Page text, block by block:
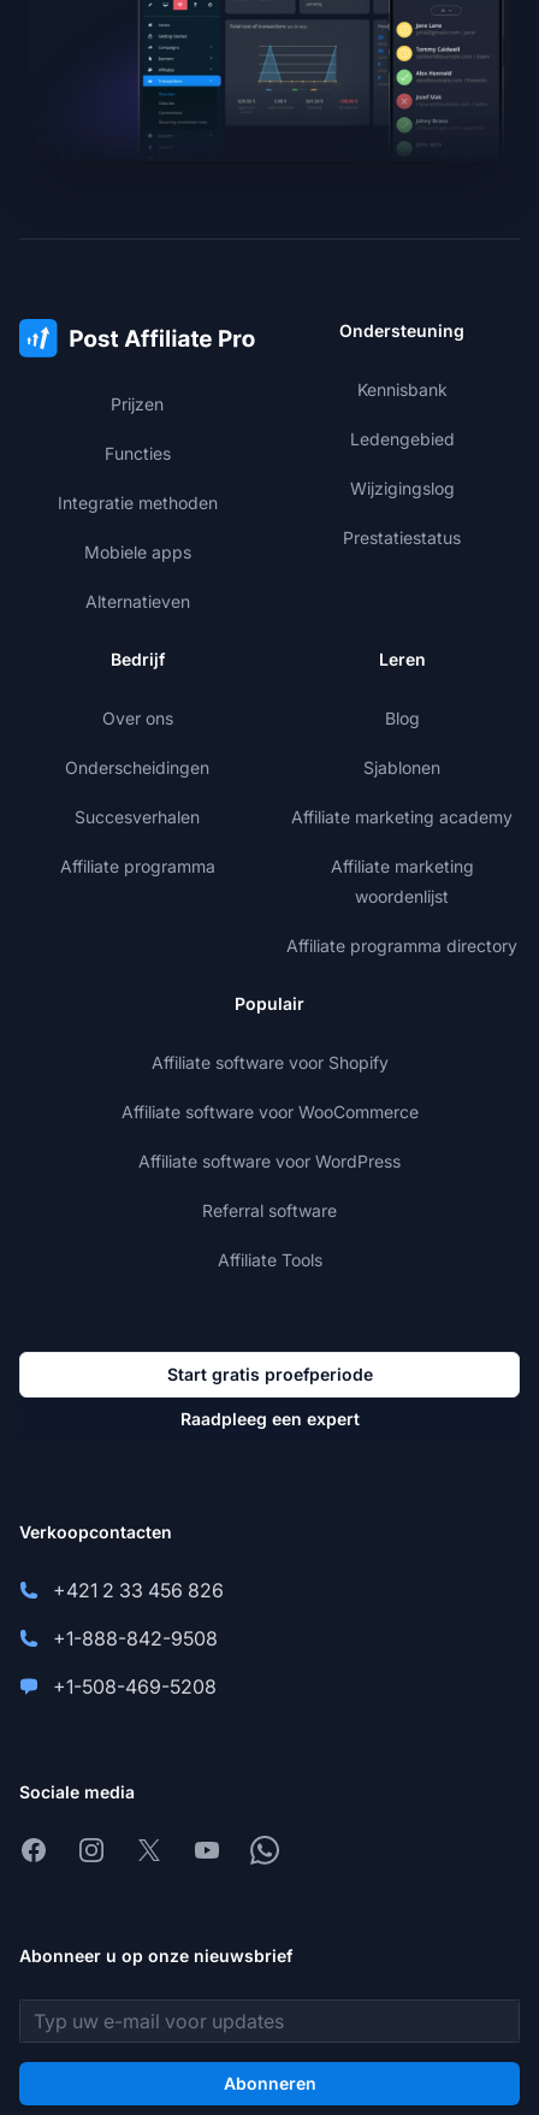
Prijzen
Functies
Integratie methoden
Mobiele apps
Alternatieven
Ondersteuning
Kennisbank
Ledengebied
Wijzigingslog
Prestatiestatus
Bedrijf
Over ons
Onderscheidingen
Succesverhalen
Affiliate programma
Leren
Blog
Sjablonen
Affiliate marketing academy
Affiliate marketing
woordenlijst
Affiliate programma directory
Populair
Affiliate software voor Shopify
Affiliate software voor WooCommerce
Affiliate software voor WordPress
Referral software
Affiliate Tools
Start gratis proefperiode
Raadpleeg een expert
Verkoopcontacten
+421 2 33 456 826
+1-888-842-9508
+1-508-469-5208
Sociale media
FacebookInstagram
X YoutubeWhatsapp
Abonneer u op onze nieuwsbrief
E-mailadres
Abonneren